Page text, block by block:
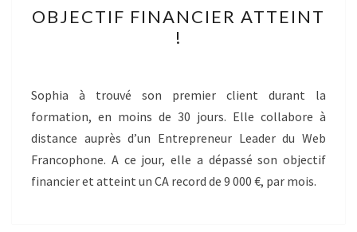
FINANCIER
ATTEINT
OBJECTIF FINANCIER ATTEINT
!
Sophia à trouvé son premier client durant la
formation, en moins de 30 jours. Elle collabore à
distance auprès d’un Entrepreneur Leader du Web
Francophone. A ce jour, elle a dépassé son objectif
financier et atteint un CA record de 9 000 €, par mois.